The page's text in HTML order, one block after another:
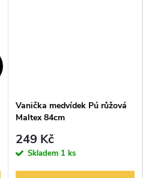
Vanička medvídek Pú růžová
Maltex 84cm
249 Kč
Skladem 1 ks